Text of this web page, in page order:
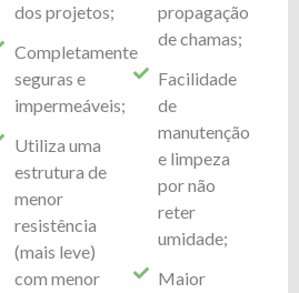
dos projetos;
Completamente
seguras e
impermeáveis;
Utiliza uma
estrutura de
menor
resistência
(mais leve)
com menor
propagação
de chamas;
Facilidade
de
manutenção
e limpeza
por não
reter
umidade;
Maior